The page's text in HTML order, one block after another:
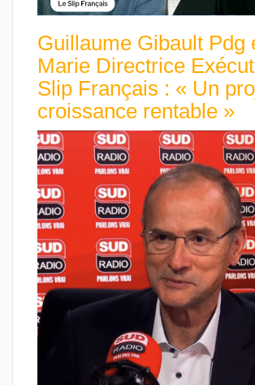
Guillaume Gibault Pdg
Marie Directrice
Slip Français : « Un
croissance rentable »